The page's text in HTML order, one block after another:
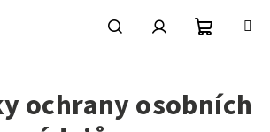
košík
ochrany osobních